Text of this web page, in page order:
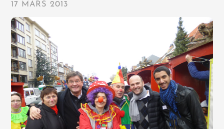
17 MARS 2013